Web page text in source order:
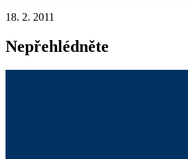
18. 2. 2011
Nepřehlédněte